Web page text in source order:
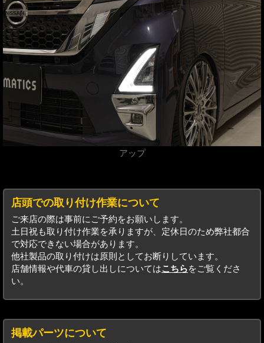
アップ
店頭での取り付け作業について
ご来店の際は事前にご予約をお願いします。
土日祝も取り付け作業を承りますが、定休日のため弊社都合
で対応できない場合があります。
他社製品の取り付けは原則としてお断りしています。
店舗情報や代車の貸し出しについてはこちらをご覧くださ
い。
掲載パーツについて